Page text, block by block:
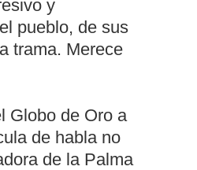
y
pueblo, de sus
trama. Merece
Globo de Oro a
de habla no
de la Palma